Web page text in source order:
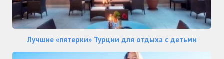
Лучшие «пятерки» Турции для отдыха с детьми